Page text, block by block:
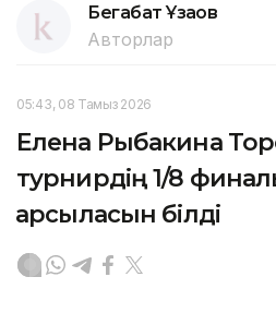
Бегабат Ұзақов
Авторлар
05:43, 08 Тамыз 2026
Елена Рыбакина
турнирдің 1/8
қарсыласын білді